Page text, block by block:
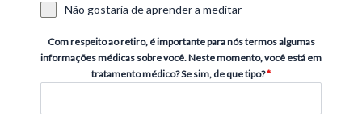
Não gostaria de aprender a meditar
Com respeito ao retiro, é importante para nós termos algumas
informações médicas sobre você. Neste momento, você está em
tratamento médico? Se sim, de que tipo?*